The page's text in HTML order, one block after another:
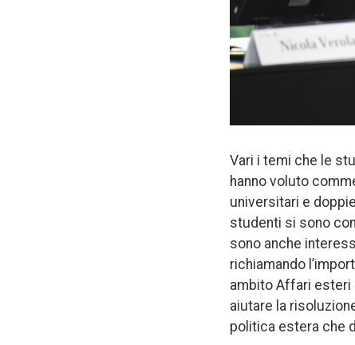
Vari i temi che le
hanno voluto
universitari e
studenti si sono
sono anche
richiamando
ambito Affari esteri
aiutare la
politica estera che